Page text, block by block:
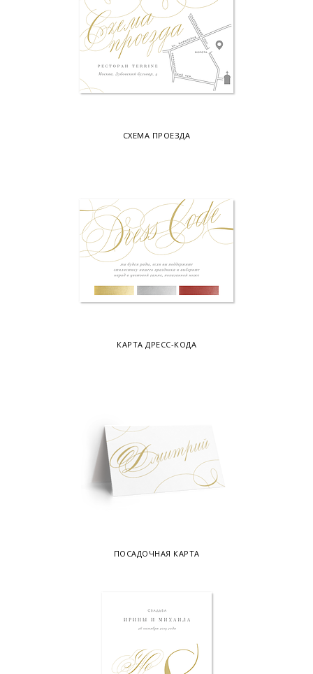
СХЕМА ПРОЕЗДА
КАРТА ДРЕСС-КОДА
ПОСАДОЧНАЯ КАРТА